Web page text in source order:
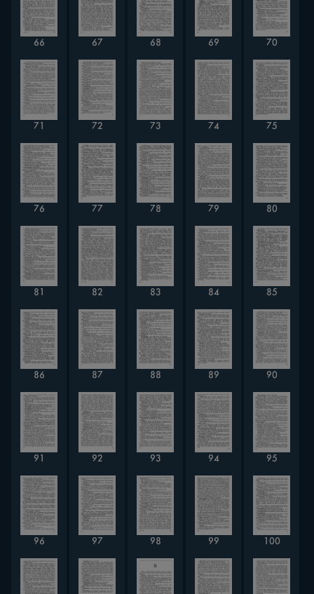
66 67 68 69 70
71 72 73 74 75
76 77 78 79 80
81 82 83 84 85
86 87 88 89 90
91 92 93 94 95
96 97 98 99 100